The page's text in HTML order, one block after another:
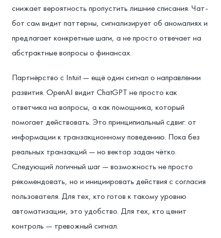
снижает вероятность пропустить лишние списания. Чат-
бот сам видит паттерны, сигнализирует об аномалиях и
предлагает конкретные шаги, а не просто отвечает на
абстрактные вопросы о финансах.
Партнёрство с Intuit — ещё один сигнал о направлении
развития. OpenAI видит ChatGPT не просто как
ответчика на вопросы, а как помощника, который
помогает действовать. Это принципиальный сдвиг: от
информации к транзакционному поведению. Пока без
реальных транзакций — но вектор задан чётко.
Следующий логичный шаг — возможность не просто
рекомендовать, но и инициировать действия с согласия
пользователя. Для тех, кто готов к такому уровню
автоматизации, это удобство. Для тех, кто ценит
контроль — тревожный сигнал.